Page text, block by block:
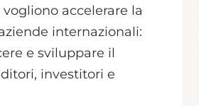
accelerare la
internazionali:
e sviluppare il
investitori e